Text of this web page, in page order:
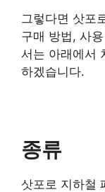
그렇다면 삿포
구매 방법, 사
서는 아래에서
하겠습니다.
종류
삿포로 지하철